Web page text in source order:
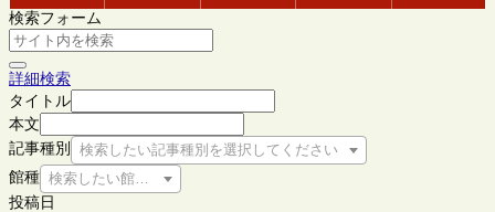
検索フォーム
詳細検索
タイトル
本文
記事種別
検索したい記事種別を選択してください
館種 検索したい館種を選択してください
投稿日